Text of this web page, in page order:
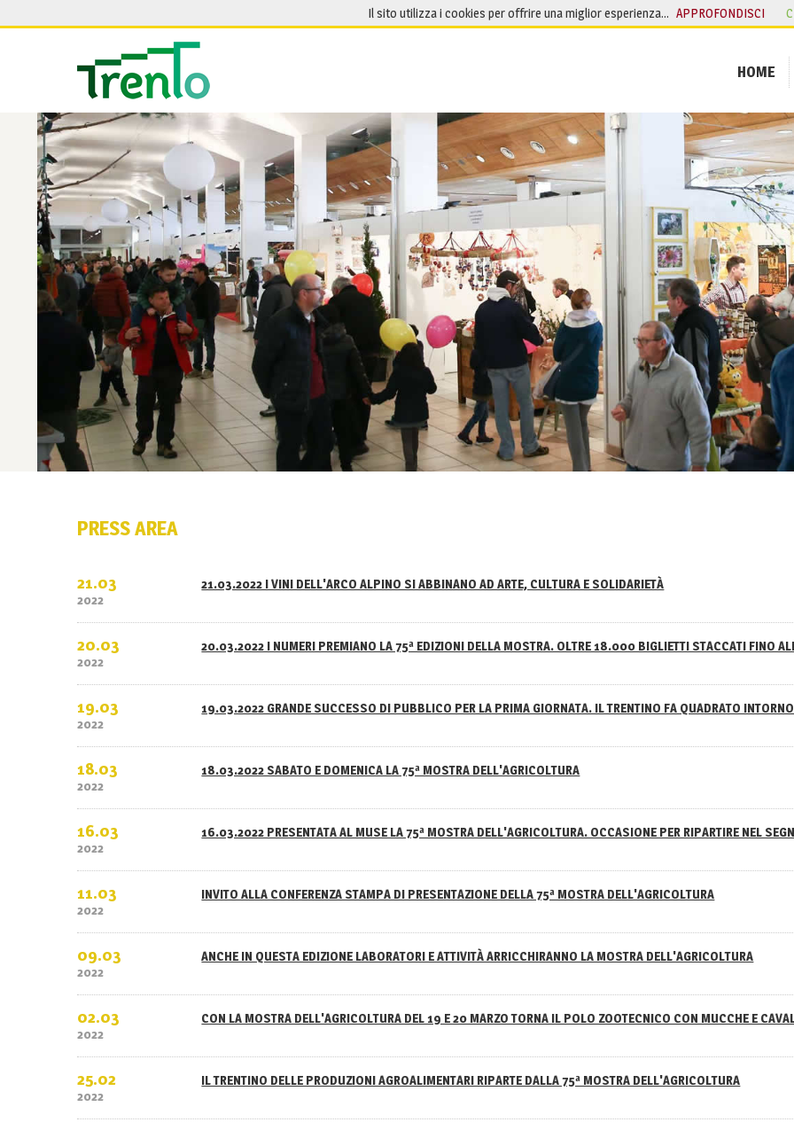
HOME
PRESS AREA
21.03
2022
21.03.2022 I VINI DELL'ARCO ALPINO SI ABBINANO AD ARTE, CULTURA E SOLIDARIETÀ
20.03
2022
20.03.2022 I NUMERI PREMIANO LA 75ª EDIZIONI DELLA MOSTRA. OLTRE 18.000 BIGLIETTI STACCATI FINO
19.03
2022
19.03.2022 GRANDE SUCCESSO DI PUBBLICO PER LA PRIMA GIORNATA. IL TRENTINO FA QUADRATO
18.03
2022
18.03.2022 SABATO E DOMENICA LA 75ª MOSTRA DELL'AGRICOLTURA
16.03
2022
16.03.2022 PRESENTATA AL MUSE LA 75ª MOSTRA DELL'AGRICOLTURA. OCCASIONE PER RIPARTIRE NEL
11.03
2022
INVITO ALLA CONFERENZA STAMPA DI PRESENTAZIONE DELLA 75ª MOSTRA DELL'AGRICOLTURA
09.03
2022
ANCHE IN QUESTA EDIZIONE LABORATORI E ATTIVITÀ ARRICCHIRANNO LA MOSTRA DELL'AGRICOLTURA
02.03
2022
CON LA MOSTRA DELL'AGRICOLTURA DEL 19 E 20 MARZO TORNA IL POLO ZOOTECNICO CON MUCCHE E
25.02
2022
IL TRENTINO DELLE PRODUZIONI AGROALIMENTARI RIPARTE DALLA 75ª MOSTRA DELL'AGRICOLTURA
Il sito utilizza i cookies per offrire una miglior esperienza… APPROFONDISCI